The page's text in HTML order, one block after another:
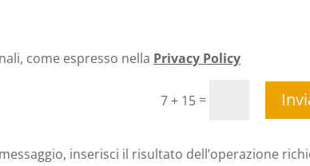
come espresso nella Privacy Policy
7 + 15 =
inserisci il risultato dell’operazione